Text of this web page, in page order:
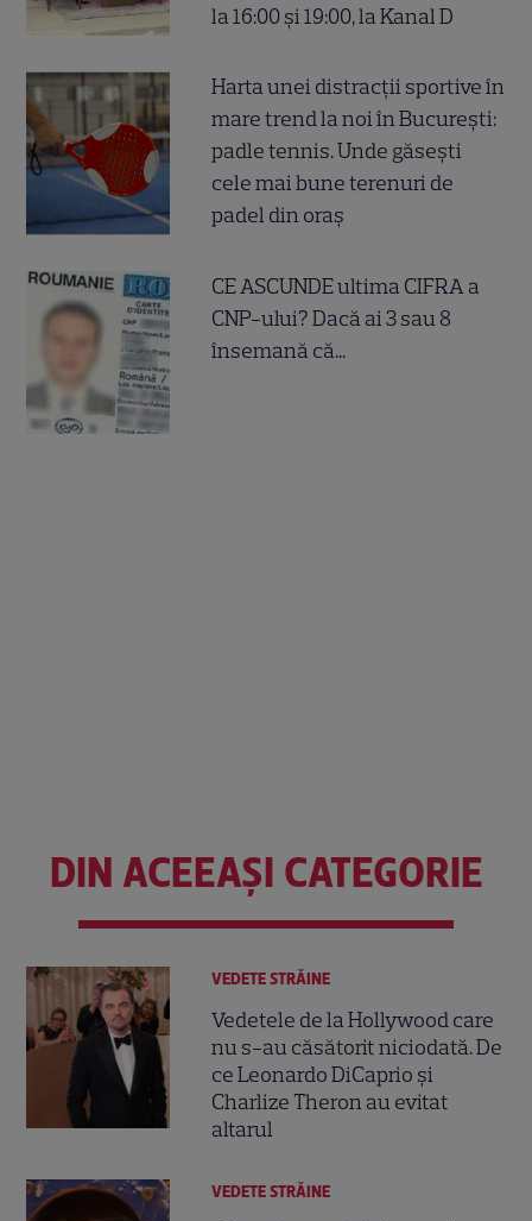
la 16:00 și 19:00, la Kanal D
Harta unei distracții sportive în
mare trend la noi în București:
padle tennis. Unde găsești
cele mai bune terenuri de
padel din oraș
CE ASCUNDE ultima CIFRA a
CNP-ului? Dacă ai 3 sau 8
însemană că...
DIN ACEEAȘI CATEGORIE
VEDETE STRĂINE
Vedetele de la Hollywood care
nu s-au căsătorit niciodată. De
ce Leonardo DiCaprio și
Charlize Theron au evitat
altarul
VEDETE STRĂINE